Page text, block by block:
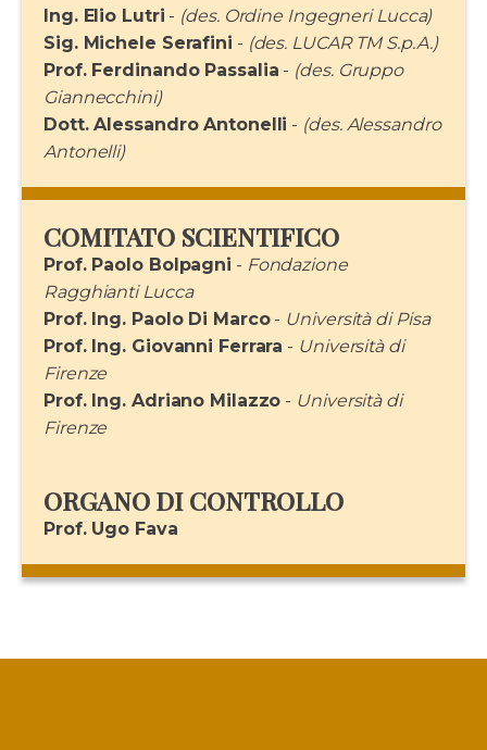
Ing. Elio Lutri - (des. Ordine Ingegneri Lucca)
Sig. Michele Serafini - (des. LUCAR TM S.p.A.)
Prof. Ferdinando Passalia - (des. Gruppo
Giannecchini)
Dott. Alessandro Antonelli - (des. Alessandro
Antonelli)
COMITATO SCIENTIFICO
Prof. Paolo Bolpagni - Fondazione
Ragghianti Lucca
Prof. Ing. Paolo Di Marco- Università di Pisa
Prof. Ing. Giovanni Ferrara - Università di
Firenze
Prof. Ing. Adriano Milazzo - Università di
Firenze
ORGANO DI CONTROLLO
Prof. Ugo Fava